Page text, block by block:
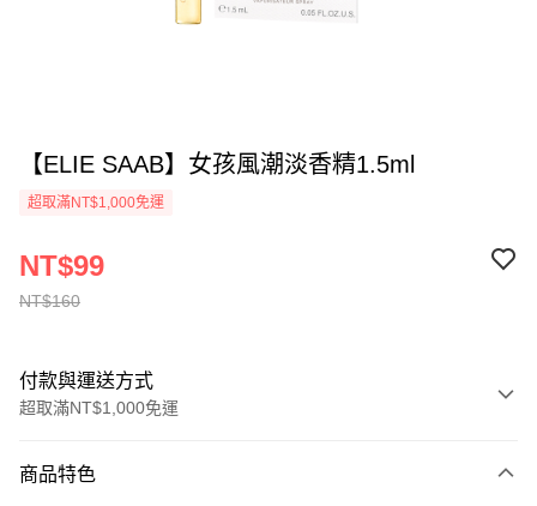
【ELIE SAAB】女孩風潮淡香精1.5ml
超取滿NT$1,000免運
NT$160
NT$99
付款與運送方式
超取滿NT$1,000免運
信用卡一次付款
商品特色